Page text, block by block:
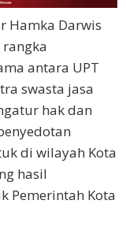
Hamka Darwis
antara UPT
swasta jasa
hak dan
di wilayah Kota
hasil
Pemerintah Kota